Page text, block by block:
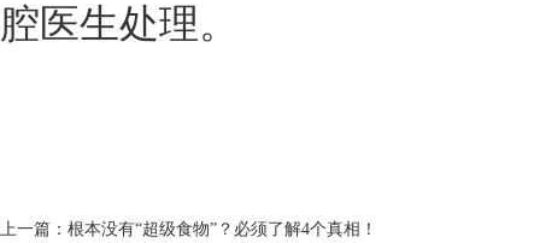
腔医生处理。
上一篇： 根本没有“超级食物”？必须了解4个真相！